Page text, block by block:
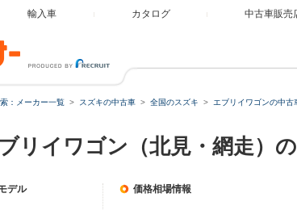
輸入車 カタログ 中古車販売
：メーカー一覧 スズキの中古車 全国のスズキ エブリイワゴンの中古
リイワゴン（北見・網走）
デル 価格相場情報